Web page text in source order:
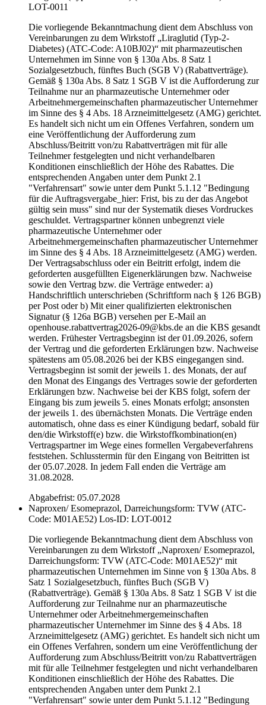
LOT-0011
Die vorliegende Bekanntmachung dient dem Abschluss von
Vereinbarungen zu dem Wirkstoff „Liraglutid (Typ-2-
Diabetes) (ATC-Code: A10BJ02)“ mit pharmazeutischen
Unternehmen im Sinne von § 130a Abs. 8 Satz 1
Sozialgesetzbuch, fünftes Buch (SGB V) (Rabattverträge).
Gemäß § 130a Abs. 8 Satz 1 SGB V ist die Aufforderung zur
Teilnahme nur an pharmazeutische Unternehmer oder
Arbeitnehmergemeinschaften pharmazeutischer Unternehmer
im Sinne des § 4 Abs. 18 Arzneimittelgesetz (AMG) gerichtet.
Es handelt sich nicht um ein Offenes Verfahren, sondern um
eine Veröffentlichung der Aufforderung zum
Abschluss/Beitritt von/zu Rabattverträgen mit für alle
Teilnehmer festgelegten und nicht verhandelbaren
Konditionen einschließlich der Höhe des Rabattes. Die
entsprechenden Angaben unter dem Punkt 2.1
"Verfahrensart" sowie unter dem Punkt 5.1.12 "Bedingung
für die Auftragsvergabe_hier: Frist, bis zu der das Angebot
gültig sein muss" sind nur der Systematik dieses Vordruckes
geschuldet. Vertragspartner können unbegrenzt viele
pharmazeutische Unternehmer oder
Arbeitnehmergemeinschaften pharmazeutischer Unternehmer
im Sinne des § 4 Abs. 18 Arzneimittelgesetz (AMG) werden.
Der Vertragsabschluss oder ein Beitritt erfolgt, indem die
geforderten ausgefüllten Eigenerklärungen bzw. Nachweise
sowie den Vertrag bzw. die Verträge entweder: a)
Handschriftlich unterschrieben (Schriftform nach § 126 BGB)
per Post oder b) Mit einer qualifizierten elektronischen
Signatur (§ 126a BGB) versehen per E-Mail an
openhouse.rabattvertrag2026-09@kbs.de an die KBS gesandt
werden. Frühester Vertragsbeginn ist der 01.09.2026, sofern
der Vertrag und die geforderten Erklärungen bzw. Nachweise
spätestens am 05.08.2026 bei der KBS eingegangen sind.
Vertragsbeginn ist somit der jeweils 1. des Monats, der auf
den Monat des Eingangs des Vertrages sowie der geforderten
Erklärungen bzw. Nachweise bei der KBS folgt, sofern der
Eingang bis zum jeweils 5. eines Monats erfolgt; ansonsten
der jeweils 1. des übernächsten Monats. Die Verträge enden
automatisch, ohne dass es einer Kündigung bedarf, sobald für
den/die Wirkstoff(e) bzw. die Wirkstoffkombination(en)
Vertragspartner im Wege eines formellen Vergabeverfahrens
feststehen. Schlusstermin für den Eingang von Beitritten ist
der 05.07.2028. In jedem Fall enden die Verträge am
31.08.2028.
Abgabefrist: 05.07.2028
Naproxen/ Esomeprazol, Darreichungsform: TVW (ATC-
Code: M01AE52) Los-ID: LOT-0012
Die vorliegende Bekanntmachung dient dem Abschluss von
Vereinbarungen zu dem Wirkstoff „Naproxen/ Esomeprazol,
Darreichungsform: TVW (ATC-Code: M01AE52)“ mit
pharmazeutischen Unternehmen im Sinne von § 130a Abs. 8
Satz 1 Sozialgesetzbuch, fünftes Buch (SGB V)
(Rabattverträge). Gemäß § 130a Abs. 8 Satz 1 SGB V ist die
Aufforderung zur Teilnahme nur an pharmazeutische
Unternehmer oder Arbeitnehmergemeinschaften
pharmazeutischer Unternehmer im Sinne des § 4 Abs. 18
Arzneimittelgesetz (AMG) gerichtet. Es handelt sich nicht um
ein Offenes Verfahren, sondern um eine Veröffentlichung der
Aufforderung zum Abschluss/Beitritt von/zu Rabattverträgen
mit für alle Teilnehmer festgelegten und nicht verhandelbaren
Konditionen einschließlich der Höhe des Rabattes. Die
entsprechenden Angaben unter dem Punkt 2.1
"Verfahrensart" sowie unter dem Punkt 5.1.12 "Bedingung